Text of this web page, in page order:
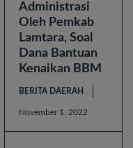
Administrasi
Oleh Pemkab
Lamtara, Soal
Dana Bantuan
Kenaikan BBM
BERITA DAERAH
November 1, 2022